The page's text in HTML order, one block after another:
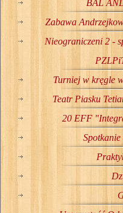
BAL
Zabawa
Nieograniczeni 2 -
Turniej w kręgle
Teatr Piasku
20 EFF